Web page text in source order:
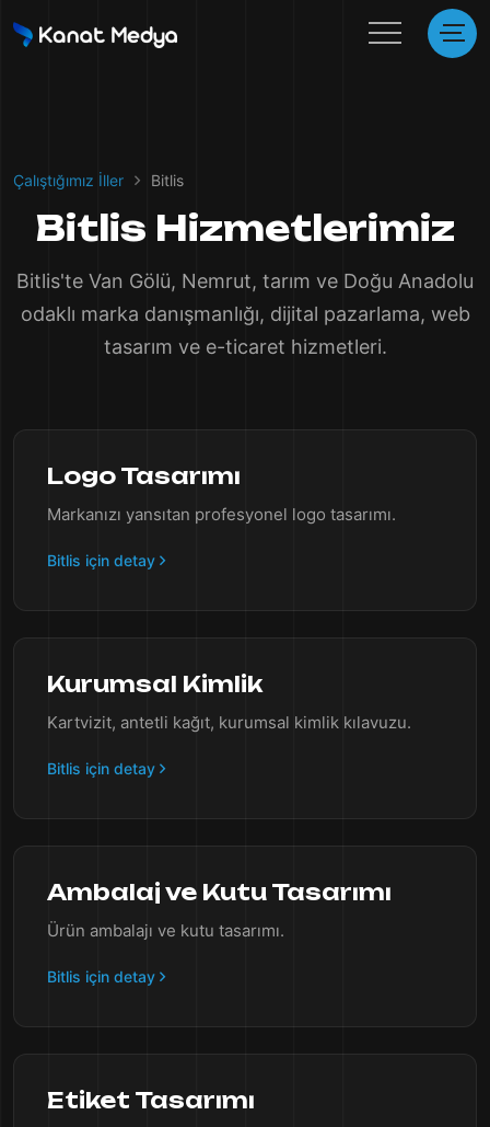
Çalıştığımız İller Bitlis
Bitlis Hizmetlerimiz
Bitlis'te Van Gölü, Nemrut, tarım ve Doğu Anadolu
odaklı marka danışmanlığı, dijital pazarlama, web
tasarım ve e-ticaret hizmetleri.
Logo Tasarımı
Markanızı yansıtan profesyonel logo tasarımı.
Bitlis için detay
Kurumsal Kimlik
Kartvizit, antetli kağıt, kurumsal kimlik kılavuzu.
Bitlis için detay
Ambalaj ve Kutu Tasarımı
Ürün ambalajı ve kutu tasarımı.
Bitlis için detay
Etiket Tasarımı